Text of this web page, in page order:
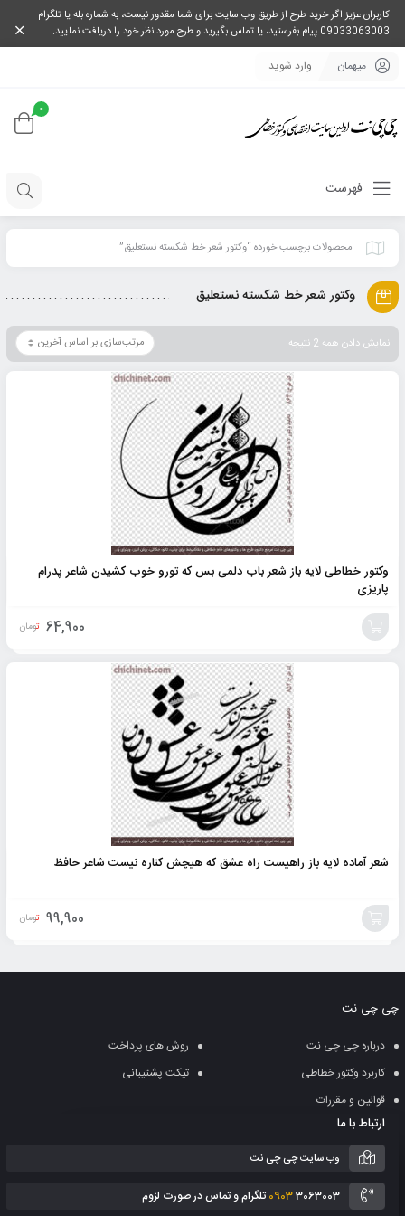
کاربران عزیز اگر خرید طرح از طریق وب سایت برای شما مقدور نیست، به شماره بله یا تلگرام
09033063003 پیام بفرستید، یا تماس بگیرید و طرح مورد نظر خود را دریافت نمایید.
میهمان وارد شوید
0
فهرست
محصولات برچسب خورده “وکتور شعر خط شکسته نستعلیق”
وکتور شعر خط شکسته نستعلیق
نمایش دادن همه 2 نتیجه
وکتور خطاطی لایه باز شعر باب دلمی بس که تورو خوب کشیدن شاعر پدرام
پاریزی
64,900 تومان
شعر آماده لایه باز راهیست راه عشق که هیچش کناره نیست شاعر حافظ
99,900 تومان
سبد
چی چی نت
درباره چی چی نت
روش های پرداخت
کاربرد وکتور خطاطی
تیکت پشتیبانی
قوانین و مقررات
ارتباط با ما
وب سایت چی چی نت
09033063003 تلگرام و تماس در صورت لزوم